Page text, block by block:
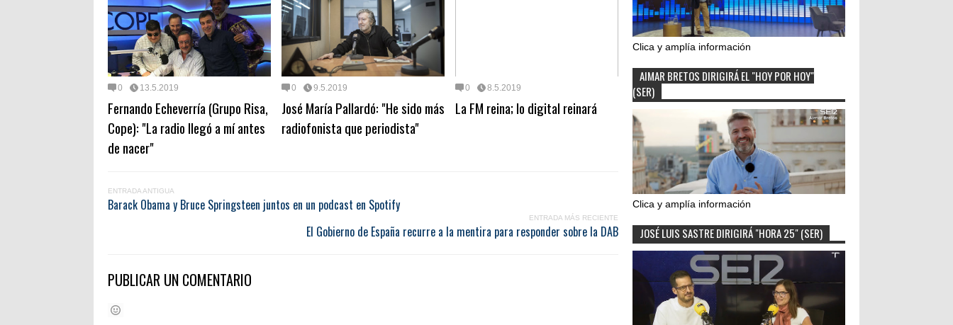
0 13.5.2019
Fernando Echeverría (Grupo Risa,
Cope): "La radio llegó a mí antes
de nacer"
0 9.5.2019
José María Pallardó: "He sido más
radiofonista que periodista"
0 8.5.2019
La FM reina; lo digital reinará
ENTRADA ANTIGUA
Barack Obama y Bruce Springsteen juntos en un podcast en Spotify
ENTRADA MÁS RECIENTE
El Gobierno de España recurre a la mentira para responder sobre la DAB
PUBLICAR UN COMENTARIO
Clica y amplía información
AIMAR BRETOS DIRIGIRÁ EL "HOY POR HOY"
(SER)
Clica y amplía información
JOSÉ LUIS SASTRE DIRIGIRÁ "HORA 25" (SER)